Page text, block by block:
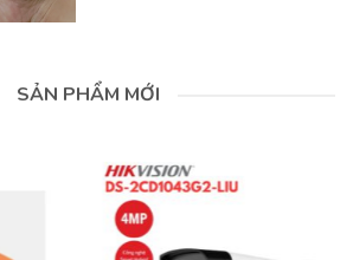
SẢN PHẨM MỚI